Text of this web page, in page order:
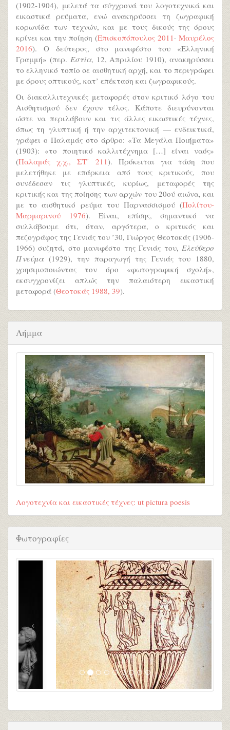
(1902-1904), μελετά τα σύγχρονά του λογοτεχνικά και
εικαστικά ρεύματα, ενώ ανακηρύσσει τη ζωγραφική
κορωνίδα των τεχνών, και με τους δικούς της όρους
κρίνει και την ποίηση (Επισκοπόπουλος 2011 · Μαυρέλος
2016). Ο δεύτερος, στο μανιφέστο του «Ελληνική
Γραμμή» (περ. Εστία, 12, Απριλίου 1910), ανακηρύσσει
το ελληνικό τοπίο σε αισθητική αρχή, και το περιγράφει
με όρους οπτικούς, κατ’ επέκταση και ζωγραφικούς.
Οι διακαλλιτεχνικές μεταφορές στον κριτικό λόγο του
Αισθητισμού δεν έχουν τέλος. Κάποτε διευρύνονται
ώστε να περιλάβουν και τις άλλες εικαστικές τέχνες,
όπως τη γλυπτική ή την αρχιτεκτονική — ενδεικτικά,
γράφει ο Παλαμάς στο άρθρο: «Τα Μεγάλα Ποιήματα»
(1903): «το ποιητικό καλλιτέχνημα […] είναι ναός»
(Παλαμάς χ.χ., ΣΤ΄ 211). Πρόκειται για τάση που
μελετήθηκε με επάρκεια από τους κριτικούς, που
συνέδεσαν τις γλυπτικές, κυρίως, μεταφορές της
κριτικής και της ποίησης των αρχών του 20ού αιώνα, και
με το αισθητικό ρεύμα του Παρνασσισμού (Πολίτου-
Μαρμαρινού 1976). Είναι, επίσης, σημαντικό να
συλλάβουμε ότι, όταν, αργότερα, ο κριτικός και
πεζογράφος της Γενιάς του ’30, Γιώργος Θεοτοκάς (1906-
1966) συζητά, στο μανιφέστο της Γενιάς του, Ελεύθερο
Πνεύμα(1929), την παραγωγή της Γενιάς του 1880,
χρησιμοποιώντας τον όρο «φωτογραφική σχολή»,
εκσυγχρονίζει απλώς την παλαιότερη εικαστική
μεταφορά (Θεοτοκάς 1988, 39).
Λήμμα
Λογοτεχνία και εικαστικές τέχνες: ut pictura poesis
Φωτογραφίες